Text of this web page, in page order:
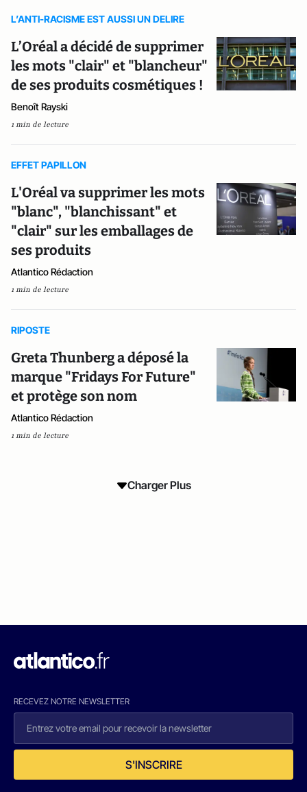
L’ANTI-RACISME EST AUSSI UN DELIRE
L’Oréal a décidé de supprimer
les mots "clair" et "blancheur"
de ses produits cosmétiques !
Benoît Rayski
1 min de lecture
EFFET PAPILLON
L'Oréal va supprimer les mots
"blanc", "blanchissant" et
"clair" sur les emballages de
ses produits
Atlantico Rédaction
1 min de lecture
RIPOSTE
Greta Thunberg a déposé la
marque "Fridays For Future"
et protège son nom
Atlantico Rédaction
1 min de lecture
Charger Plus
RECEVEZ NOTRE NEWSLETTER
S'INSCRIRE